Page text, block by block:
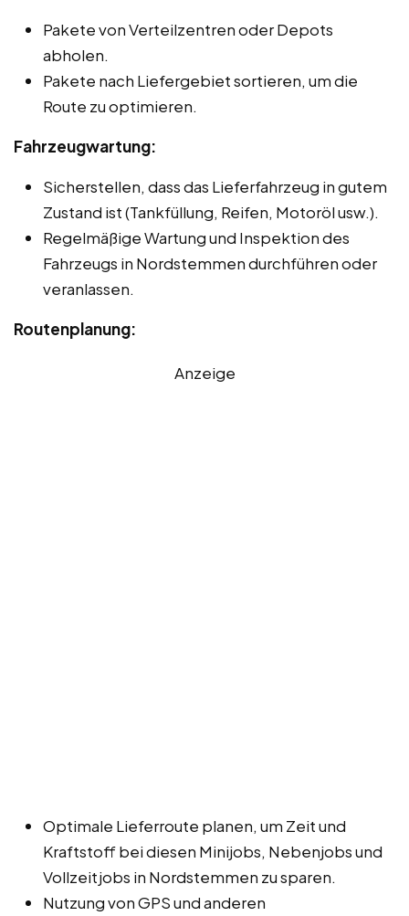
Pakete von Verteilzentren oder Depots
abholen.
Pakete nach Liefergebiet sortieren, um die
Route zu optimieren.
Fahrzeugwartung:
Sicherstellen, dass das Lieferfahrzeug in gutem
Zustand ist (Tankfüllung, Reifen, Motoröl usw.).
Regelmäßige Wartung und Inspektion des
Fahrzeugs in Nordstemmen durchführen oder
veranlassen.
Routenplanung:
Anzeige
Optimale Lieferroute planen, um Zeit und
Kraftstoff bei diesen Minijobs, Nebenjobs und
Vollzeitjobs in Nordstemmen zu sparen.
Nutzung von GPS und anderen